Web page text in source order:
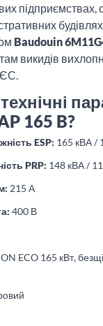
підприємствах,
Baudouin
викидів
165 B?
ESP: 165 кВА /
PRP: 148 кВА /
215 А
400 В
ECO 165 кВт,